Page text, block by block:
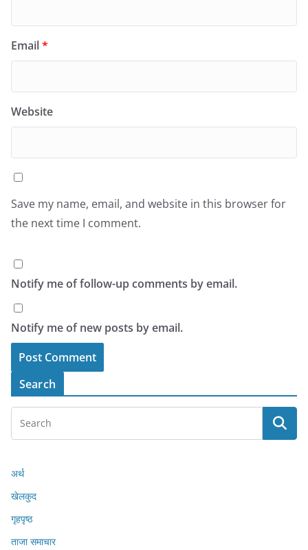
Email*
Website
Save my name, email, and website in this browser for
the next time I comment.
Notify me of follow-up comments by email.
Notify me of new posts by email.
Search
अर्थ
खेलकुद
गृहपृष्ठ
ताजा समाचार